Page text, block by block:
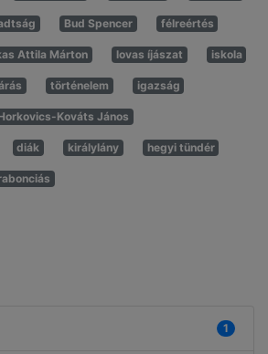
Bud Spencer félreértés
Attila Márton lovas íjászat iskola
történelem igazság
Kováts János
diák királylány hegyi tündér
1